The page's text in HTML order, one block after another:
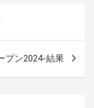
プン2024-結果